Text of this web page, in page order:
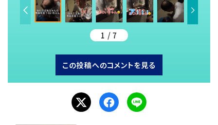
1 / 7
この投稿へのコメントを見る